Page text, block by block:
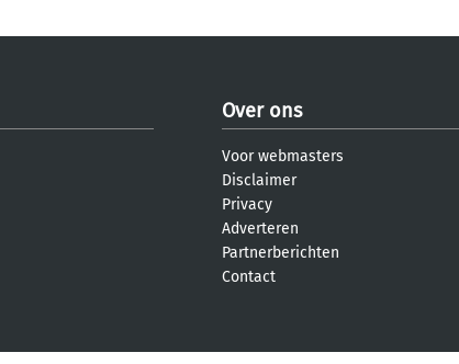
Over ons
Voor webmasters
Disclaimer
Privacy
Adverteren
Partnerberichten
Contact